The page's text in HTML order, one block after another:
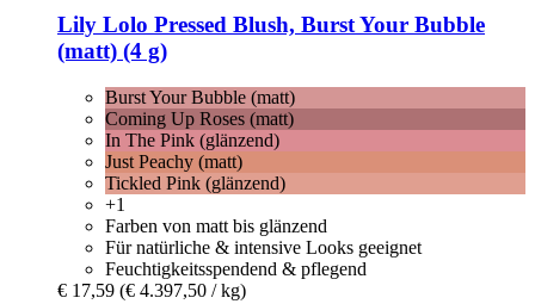
Lily Lolo Pressed Blush, Burst Your Bubble
(matt) (4 g)
Burst Your Bubble (matt)
Coming Up Roses (matt)
In The Pink (glänzend)
Just Peachy (matt)
Tickled Pink (glänzend)
+1
Farben von matt bis glänzend
Für natürliche & intensive Looks geeignet
Feuchtigkeitsspendend & pflegend
€ 17,59 (€ 4.397,50 / kg)